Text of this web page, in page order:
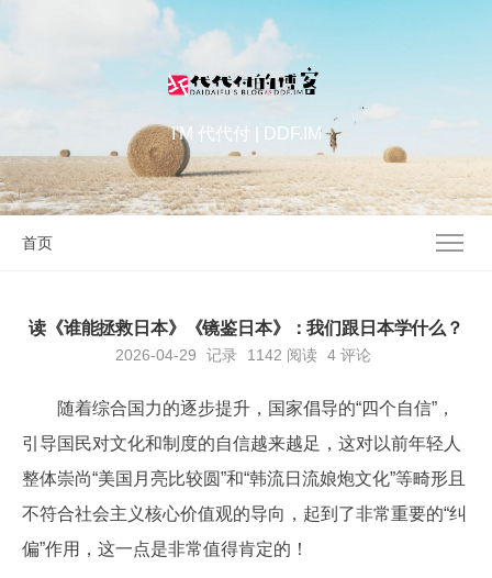
I'M 代代付 | DDF.IM
首页
读《谁能拯救日本》《镜鉴日本》：我们跟日本学什么？
2026-04-29 记录 1142 阅读 4 评论
随着综合国力的逐步提升，国家倡导的“四个自信”，
引导国民对文化和制度的自信越来越足，这对以前年轻人
整体崇尚“美国月亮比较圆”和“韩流日流娘炮文化”等畸形且
不符合社会主义核心价值观的导向，起到了非常重要的“纠
偏”作用，这一点是非常值得肯定的！